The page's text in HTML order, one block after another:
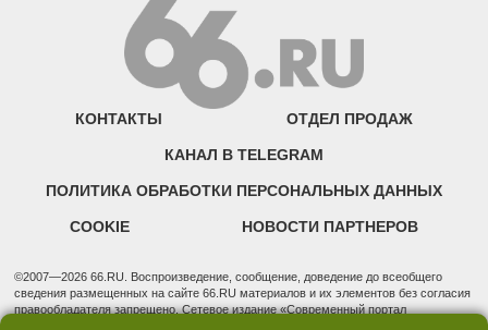
КОНТАКТЫ ОТДЕЛ ПРОДАЖ
КАНАЛ В TELEGRAM
ПОЛИТИКА ОБРАБОТКИ ПЕРСОНАЛЬНЫХ ДАННЫХ
COOKIE НОВОСТИ ПАРТНЕРОВ
©2007—2026 66.RU. Воспроизведение, сообщение, доведение до всеобщего
сведения размещенных на сайте 66.RU материалов и их элементов без согласия
правообладателя запрещено. Сетевое издание «Современный портал